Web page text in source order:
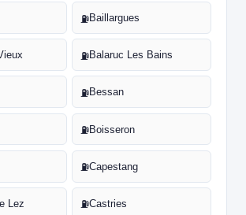
⛽Baillargues
⛽Balaruc Les Bains
⛽Bessan
⛽Boisseron
⛽Capestang
Lez ⛽Castries